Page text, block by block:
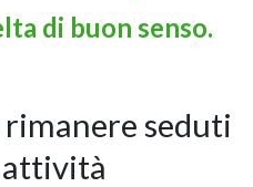
di buon senso.
rimanere seduti